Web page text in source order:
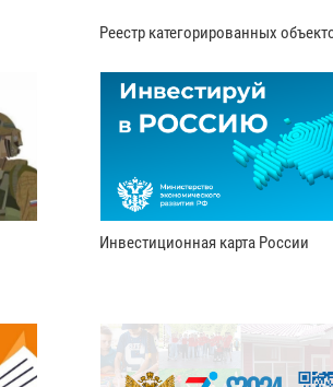
Реестр категорированных
Инвестиционная карта России